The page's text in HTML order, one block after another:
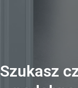
Szukasz